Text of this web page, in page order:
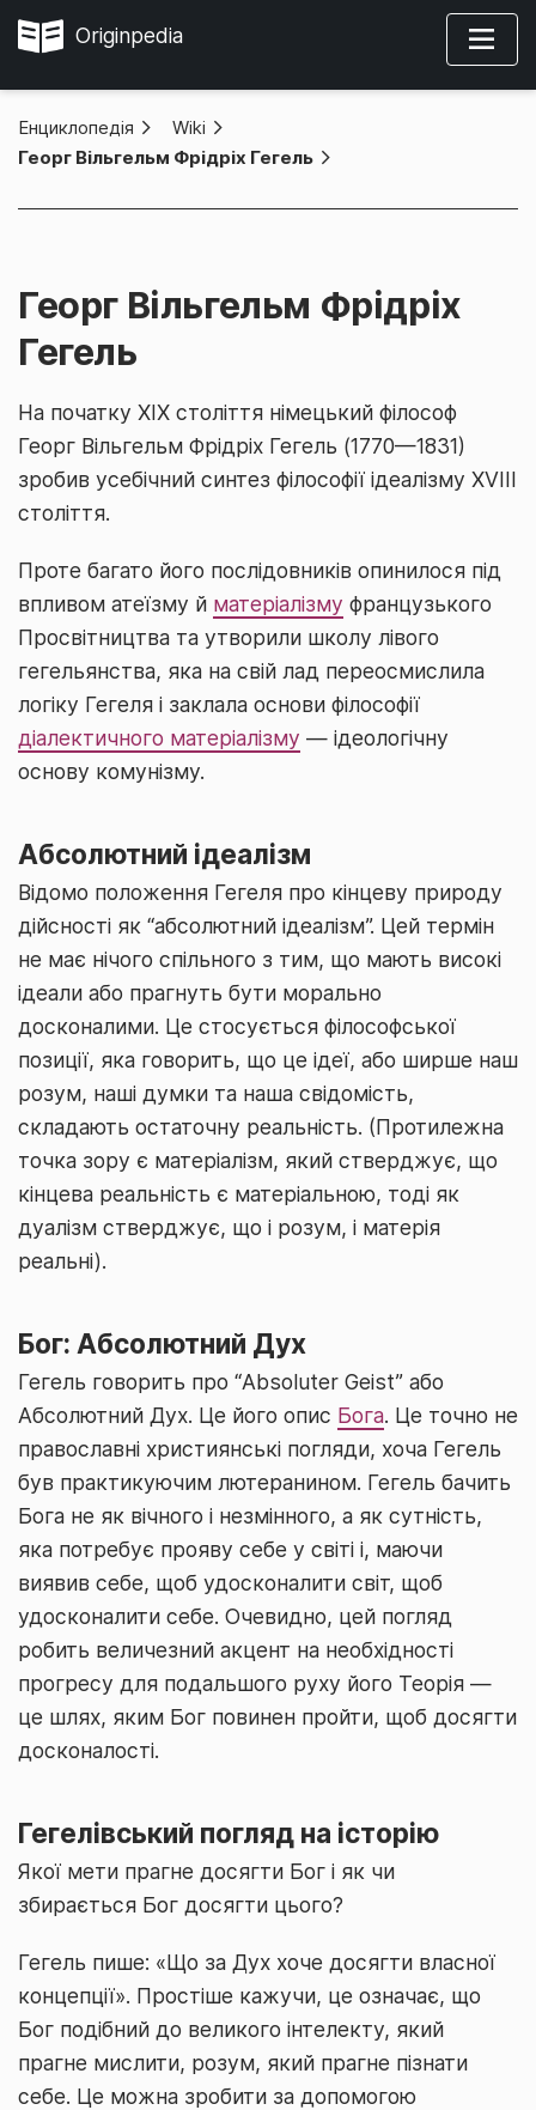
Originpedia
Енциклопедія Wiki
Георг Вільгельм Фрідріх Гегель
Георг Вільгельм Фрідріх
Гегель
На початку ХІХ століття німецький філософ
Георг Вільгельм Фрідріх Гегель (1770—1831)
зробив усебічний синтез філософії ідеалізму XVIII
століття.
Проте багато його послідовників опинилося під
впливом атеїзму й матеріалізму французького
Просвітництва та утворили школу лівого
гегельянства, яка на свій лад переосмислила
логіку Гегеля і заклала основи філософії
діалектичного матеріалізму — ідеологічну
основу комунізму.
Абсолютний ідеалізм
Відомо положення Гегеля про кінцеву природу
дійсності як “абсолютний ідеалізм”. Цей термін
не має нічого спільного з тим, що мають високі
ідеали або прагнуть бути морально
досконалими. Це стосується філософської
позиції, яка говорить, що це ідеї, або ширше наш
розум, наші думки та наша свідомість,
складають остаточну реальність. (Протилежна
точка зору є матеріалізм, який стверджує, що
кінцева реальність є матеріальною, тоді як
дуалізм стверджує, що і розум, і матерія
реальні).
Бог: Абсолютний Дух
Гегель говорить про “Absoluter Geist” або
Абсолютний Дух. Це його опис Бога. Це точно не
православні християнські погляди, хоча Гегель
був практикуючим лютеранином. Гегель бачить
Бога не як вічного і незмінного, а як сутність,
яка потребує прояву себе у світі і, маючи
виявив себе, щоб удосконалити світ, щоб
удосконалити себе. Очевидно, цей погляд
робить величезний акцент на необхідності
прогресу для подальшого руху його Теорія —
це шлях, яким Бог повинен пройти, щоб досягти
досконалості.
Гегелівський погляд на історію
Якої мети прагне досягти Бог і як чи
збирається Бог досягти цього?
Гегель пише: «Що за Дух хоче досягти власної
концепції». Простіше кажучи, це означає, що
Бог подібний до великого інтелекту, який
прагне мислити, розум, який прагне пізнати
себе. Це можна зробити за допомогою